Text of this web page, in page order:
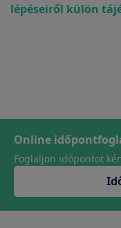
lépéseiről külön
Online
Foglaljon időpontot